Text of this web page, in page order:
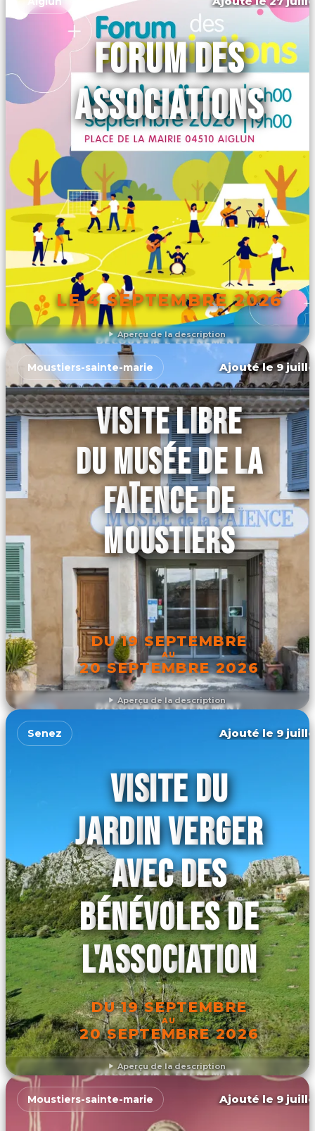
Aperçu de la description
FORUM DES
ASSOCIATIONS
LE 4 SEPTEMBRE 2026
DÉCOUVRIR L'ÉVÉNEMENT
Aperçu de la description
Moustiers-sainte-marie Ajouté le 9
VISITE LIBRE
DU MUSÉE DE LA
FAÏENCE DE
MOUSTIERS
DU 19 SEPTEMBRE
AU
20 SEPTEMBRE 2026
DÉCOUVRIR L'ÉVÉNEMENT
Aperçu de la description
Senez Ajouté le 9
VISITE DU
JARDIN VERGER
AVEC DES
BÉNÉVOLES DE
L'ASSOCIATION
DU 19 SEPTEMBRE
AU
20 SEPTEMBRE 2026
DÉCOUVRIR L'ÉVÉNEMENT
Moustiers-sainte-marie Ajouté le 9